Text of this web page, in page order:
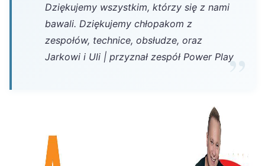
Dziękujemy wszystkim, którzy się z nami
bawali. Dziękujemy chłopakom z
zespołów, technice, obsłudze, oraz
Jarkowi i Uli | przyznał zespół Power Play